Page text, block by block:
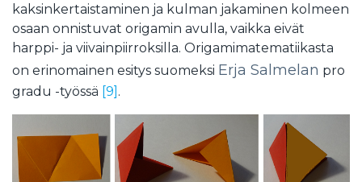
kaksinkertaistaminen ja kulman jakaminen kolmeen
osaan onnistuvat origamin avulla, vaikka eivät
harppi- ja viivainpiirroksilla. Origamimatematiikasta
on erinomainen esitys suomeksi Erja Salmelan pro
gradu -työssä [9] .